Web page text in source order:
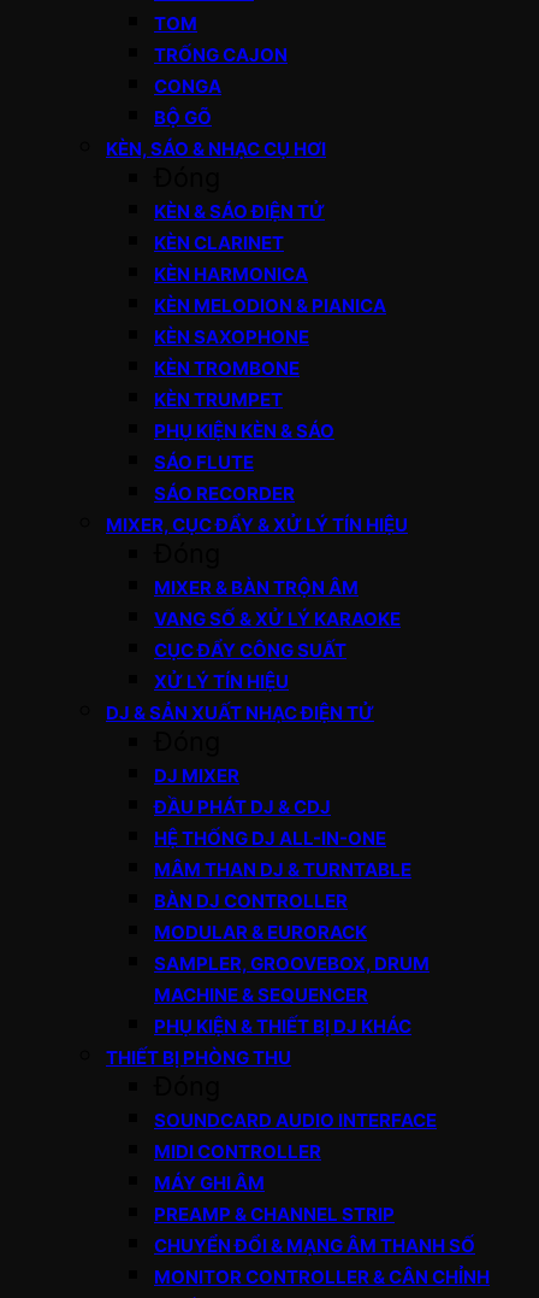
TOM
TRỐNG CAJON
CONGA
BỘ GÕ
KÈN, SÁO & NHẠC CỤ HƠI
KÈN & SÁO ĐIỆN TỬ
KÈN CLARINET
KÈN HARMONICA
KÈN MELODION & PIANICA
KÈN SAXOPHONE
KÈN TROMBONE
KÈN TRUMPET
PHỤ KIỆN KÈN & SÁO
SÁO FLUTE
SÁO RECORDER
MIXER, CỤC ĐẨY & XỬ LÝ TÍN HIỆU
MIXER & BÀN TRỘN ÂM
VANG SỐ & XỬ LÝ KARAOKE
CỤC ĐẨY CÔNG SUẤT
XỬ LÝ TÍN HIỆU
DJ & SẢN XUẤT NHẠC ĐIỆN TỬ
DJ MIXER
ĐẦU PHÁT DJ & CDJ
HỆ THỐNG DJ ALL-IN-ONE
MÂM THAN DJ & TURNTABLE
BÀN DJ CONTROLLER
MODULAR & EURORACK
SAMPLER, GROOVEBOX, DRUM
MACHINE & SEQUENCER
PHỤ KIỆN & THIẾT BỊ DJ KHÁC
THIẾT BỊ PHÒNG THU
SOUNDCARD AUDIO INTERFACE
MIDI CONTROLLER
MÁY GHI ÂM
PREAMP & CHANNEL STRIP
CHUYỂN ĐỔI & MẠNG ÂM THANH SỐ
MONITOR CONTROLLER & CÂN CHỈNH